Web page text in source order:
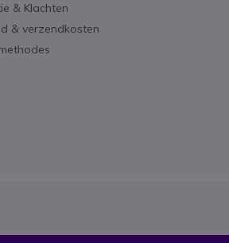
& Klachten
& verzendkosten